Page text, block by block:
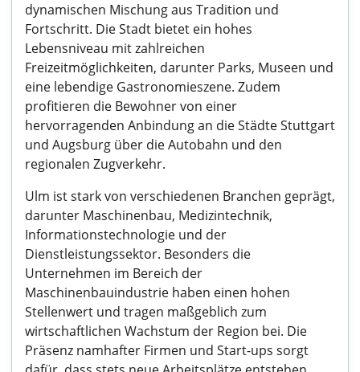
dynamischen Mischung aus Tradition und
Fortschritt. Die Stadt bietet ein hohes
Lebensniveau mit zahlreichen
Freizeitmöglichkeiten, darunter Parks, Museen und
eine lebendige Gastronomieszene. Zudem
profitieren die Bewohner von einer
hervorragenden Anbindung an die Städte Stuttgart
und Augsburg über die Autobahn und den
regionalen Zugverkehr.
Ulm ist stark von verschiedenen Branchen geprägt,
darunter Maschinenbau, Medizintechnik,
Informationstechnologie und der
Dienstleistungssektor. Besonders die
Unternehmen im Bereich der
Maschinenbauindustrie haben einen hohen
Stellenwert und tragen maßgeblich zum
wirtschaftlichen Wachstum der Region bei. Die
Präsenz namhafter Firmen und Start-ups sorgt